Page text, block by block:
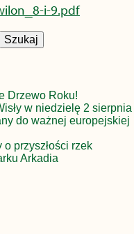
i-9.pdf
Drzewo Roku!
w niedzielę 2 sierpnia
do ważnej europejskiej
przyszłości rzek
Arkadia